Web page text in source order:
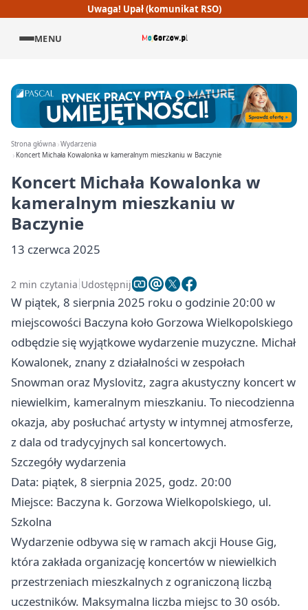
Uwaga! Upał (komunikat RSO)
MENU
Strona główna Wydarzenia
Koncert Michała Kowalonka w kameralnym mieszkaniu w Baczynie
Koncert Michała Kowalonka w
kameralnym mieszkaniu w
Baczynie
13 czerwca 2025
2 min czytania Udostępnij
W piątek, 8 sierpnia 2025 roku o godzinie 20:00 w
miejscowości Baczyna koło Gorzowa Wielkopolskiego
odbędzie się wyjątkowe wydarzenie muzyczne. Michał
Kowalonek, znany z działalności w zespołach
Snowman oraz Myslovitz, zagra akustyczny koncert w
niewielkim, kameralnym mieszkaniu. To niecodzienna
okazja, aby posłuchać artysty w intymnej atmosferze,
z dala od tradycyjnych sal koncertowych.
Szczegóły wydarzenia
Data: piątek, 8 sierpnia 2025, godz. 20:00
Miejsce: Baczyna k. Gorzowa Wielkopolskiego, ul.
Szkolna
Wydarzenie odbywa się w ramach akcji House Gig,
która zakłada organizację koncertów w niewielkich
przestrzeniach mieszkalnych z ograniczoną liczbą
uczestników. Maksymalna liczba miejsc to 30 osób.